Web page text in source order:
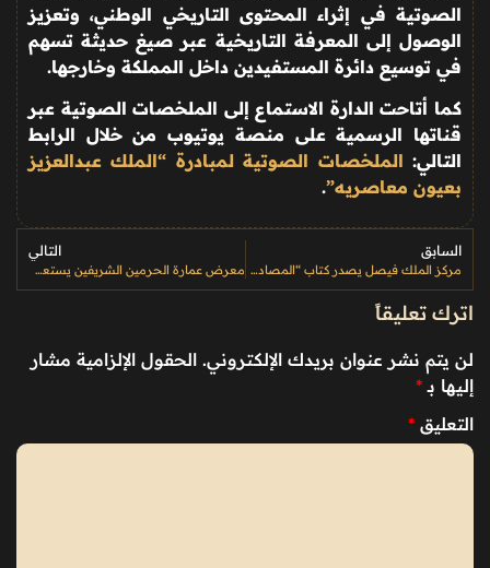
الصوتية في إثراء المحتوى التاريخي الوطني، وتعزيز
الوصول إلى المعرفة التاريخية عبر صيغ حديثة تسهم
في توسيع دائرة المستفيدين داخل المملكة وخارجها.
كما أتاحت الدارة الاستماع إلى الملخصات الصوتية عبر
قناتها الرسمية على منصة يوتيوب من خلال الرابط
التالي: الملخصات الصوتية لمبادرة “الملك عبدالعزيز
بعيون معاصريه”.
السابق
مركز الملك فيصل يصدر كتاب “المصادر” للإمام الكسائي ضمن إصدارات الدراسات اللغوية
التالي
معرض عمارة الحرمين الشريفين يستعرض قاعدة تاريخية لتنظيم حركة الطواف حول الكعبة
اترك تعليقاً
لن يتم نشر عنوان بريدك الإلكتروني. الحقول الإلزامية مشار
إليها بـ *
التعليق *